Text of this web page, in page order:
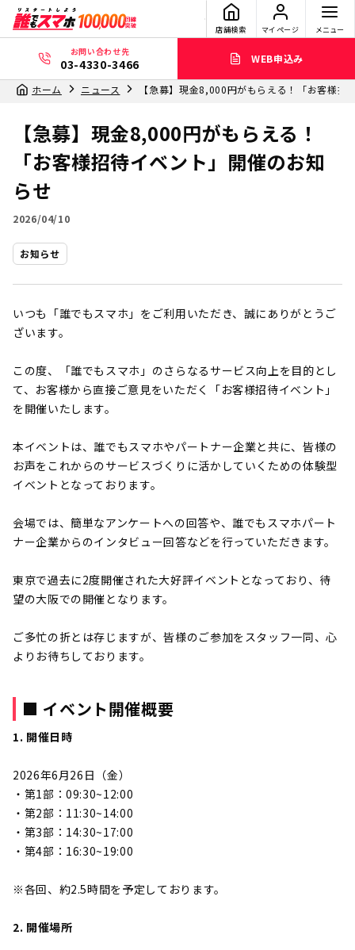
店舗検索 マイページ メニュー
お問い合わせ先
03-4330-3466 WEB申込み
ホーム ニュース 【急募】現金8,000円がもらえる！「お客様招
【急募】現金8,000円がもらえる！
「お客様招待イベント」開催のお知
らせ
2026/04/10
お知らせ
いつも「誰でもスマホ」をご利用いただき、誠にありがとうご
ざいます。
この度、「誰でもスマホ」のさらなるサービス向上を目的とし
て、お客様から直接ご意見をいただく「お客様招待イベント」
を開催いたします。
本イベントは、誰でもスマホやパートナー企業と共に、皆様の
お声をこれからのサービスづくりに活かしていくための体験型
イベントとなっております。
会場では、簡単なアンケートへの回答や、誰でもスマホパート
ナー企業からのインタビュー回答などを行っていただきます。
東京で過去に2度開催された大好評イベントとなっており、待
望の大阪での開催となります。
ご多忙の折とは存じますが、皆様のご参加をスタッフ一同、心
よりお待ちしております。
■ イベント開催概要
1. 開催日時
2026年6月26日（金）
・第1部：09:30~12:00
・第2部：11:30~14:00
・第3部：14:30~17:00
・第4部：16:30~19:00
※各回、約2.5時間を予定しております。
2. 開催場所